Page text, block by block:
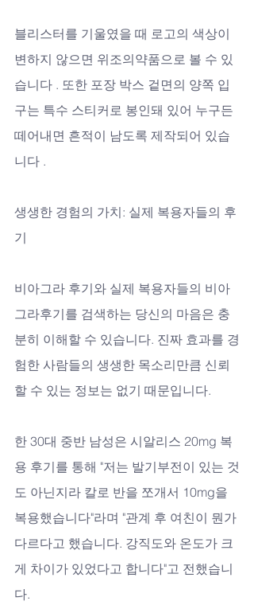
블리스터를 기울였을 때 로고의 색상이
변하지 않으면 위조의약품으로 볼 수 있
습니다 . 또한 포장 박스 겉면의 양쪽 입
구는 특수 스티커로 봉인돼 있어 누구든
떼어내면 흔적이 남도록 제작되어 있습
니다 .
생생한 경험의 가치: 실제 복용자들의 후
기
비아그라 후기와 실제 복용자들의 비아
그라후기를 검색하는 당신의 마음은 충
분히 이해할 수 있습니다. 진짜 효과를 경
험한 사람들의 생생한 목소리만큼 신뢰
할 수 있는 정보는 없기 때문입니다.
한 30대 중반 남성은 시알리스 20mg 복
용 후기를 통해 "저는 발기부전이 있는 것
도 아닌지라 칼로 반을 쪼개서 10mg을
복용했습니다"라며 "관계 후 여친이 뭔가
다르다고 했습니다. 강직도와 온도가 크
게 차이가 있었다고 합니다"고 전했습니
다.